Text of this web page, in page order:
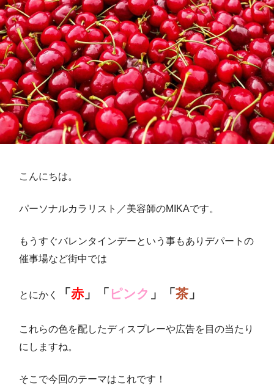
こんにちは。
パーソナルカラリスト／美容師のMIKAです。
もうすぐバレンタインデーという事もありデパートの
催事場など街中では
とにかく 「 赤」「 ピンク 」「 茶 」
これらの色を配したディスプレーや広告を目の当たり
にしますね。
そこで今回のテーマはこれです！